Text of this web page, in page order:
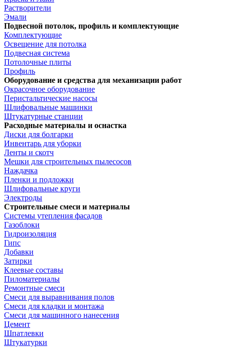
Растворители
Эмали
Подвесной потолок, профиль и комплектующие
Комплектующие
Освещение для потолка
Подвесная система
Потолочные плиты
Профиль
Оборудование и средства для механизации работ
Окрасочное оборудование
Перистальтические насосы
Шлифовальные машинки
Штукатурные станции
Расходные материалы и оснастка
Диски для болгарки
Инвентарь для уборки
Ленты и скотч
Мешки для строительных пылесосов
Наждачка
Пленки и подложки
Шлифовальные круги
Электроды
Строительные смеси и материалы
Системы утепления фасадов
Газоблоки
Гидроизоляция
Гипс
Добавки
Затирки
Клеевые составы
Пиломатериалы
Ремонтные смеси
Смеси для выравнивания полов
Смеси для кладки и монтажа
Смеси для машинного нанесения
Цемент
Шпатлевки
Штукатурки